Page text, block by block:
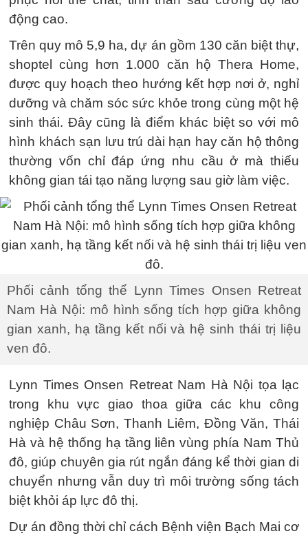
động cao.
Trên quy mô 5,9 ha, dự án gồm 130 căn biệt thự,
shoptel cùng hơn 1.000 căn hộ Thera Home,
được quy hoạch theo hướng kết hợp nơi ở, nghỉ
dưỡng và chăm sóc sức khỏe trong cùng một hệ
sinh thái. Đây cũng là điểm khác biệt so với mô
hình khách sạn lưu trú dài hạn hay căn hộ thông
thường vốn chỉ đáp ứng nhu cầu ở mà thiếu
không gian tái tạo năng lượng sau giờ làm việc.
Phối cảnh tổng thể Lynn Times Onsen Retreat
Nam Hà Nội: mô hình sống tích hợp giữa không
gian xanh, hạ tầng kết nối và hệ sinh thái trị liệu
ven đô.
Lynn Times Onsen Retreat Nam Hà Nội tọa lạc
trong khu vực giao thoa giữa các khu công
nghiệp Châu Sơn, Thanh Liêm, Đồng Văn, Thái
Hà và hệ thống hạ tầng liên vùng phía Nam Thủ
đô, giúp chuyên gia rút ngắn đáng kể thời gian di
chuyển nhưng vẫn duy trì môi trường sống tách
biệt khỏi áp lực đô thị.
Dự án đồng thời chỉ cách Bệnh viện Bạch Mai cơ